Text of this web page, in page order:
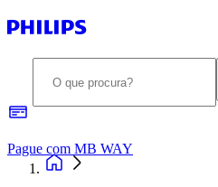
Pague com MB WAY